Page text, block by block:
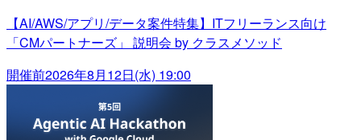
【AI/AWS/アプリ/データ案件特集】ITフリーランス向け
「CMパートナーズ」 説明会 by クラスメソッド
開催前2026年8月12日(水) 19:00